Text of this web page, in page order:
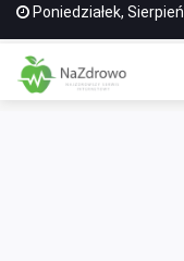
Poniedziałek,